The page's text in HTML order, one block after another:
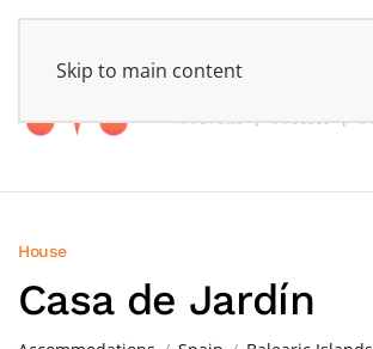
Skip to main content
House
Casa de Jardín